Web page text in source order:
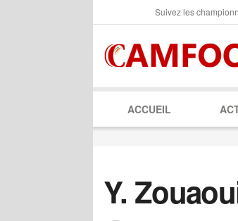
Suivez les
ACCUEIL
Y.